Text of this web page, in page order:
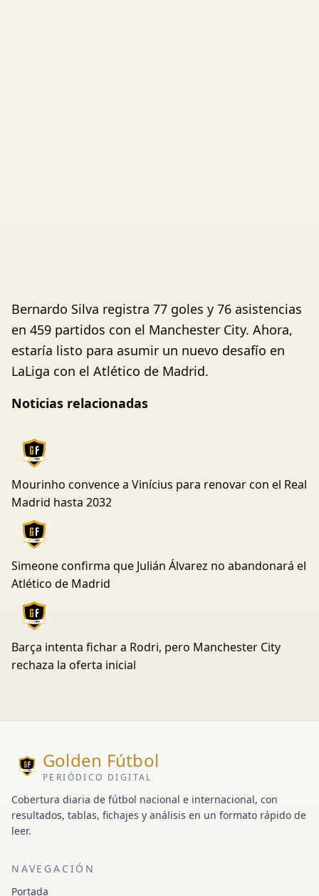
Bernardo Silva registra 77 goles y 76 asistencias
en 459 partidos con el Manchester City. Ahora,
estaría listo para asumir un nuevo desafío en
LaLiga con el Atlético de Madrid.
Noticias relacionadas
Mourinho convence a Vinícius para renovar con el Real
Madrid hasta 2032
Simeone confirma que Julián Álvarez no abandonará el
Atlético de Madrid
Barça intenta fichar a Rodri, pero Manchester City
rechaza la oferta inicial
Golden Fútbol
PERIÓDICO DIGITAL
Cobertura diaria de fútbol nacional e internacional, con
resultados, tablas, fichajes y análisis en un formato rápido de
leer.
NAVEGACIÓN
Portada